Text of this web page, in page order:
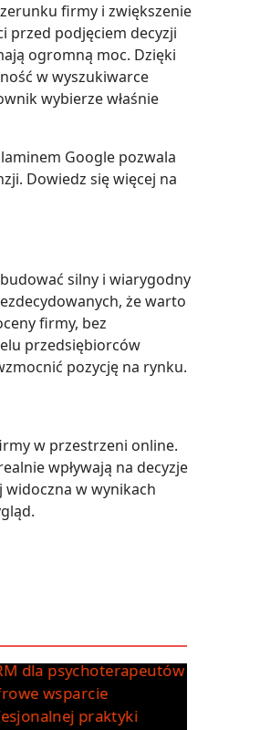
firmy i zwiększenie
przed podjęciem decyzji
ogromną moc. Dzięki
w wyszukiwarce
wybierze właśnie
Google pozwala
Dowiedz się więcej na
silny i wiarygodny
że warto
firmy, bez
przedsiębiorców
pozycję na rynku.
w przestrzeni online.
wpływają na decyzje
w wynikach